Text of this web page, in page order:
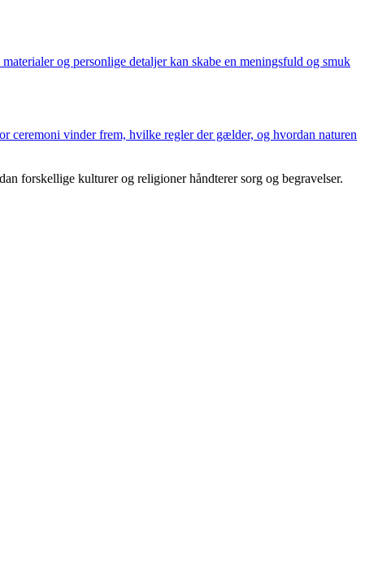
og personlige detaljer kan skabe en meningsfuld og smuk
ceremoni vinder frem, hvilke regler der gælder, og hvordan naturen
forskellige kulturer og religioner håndterer sorg og begravelser.